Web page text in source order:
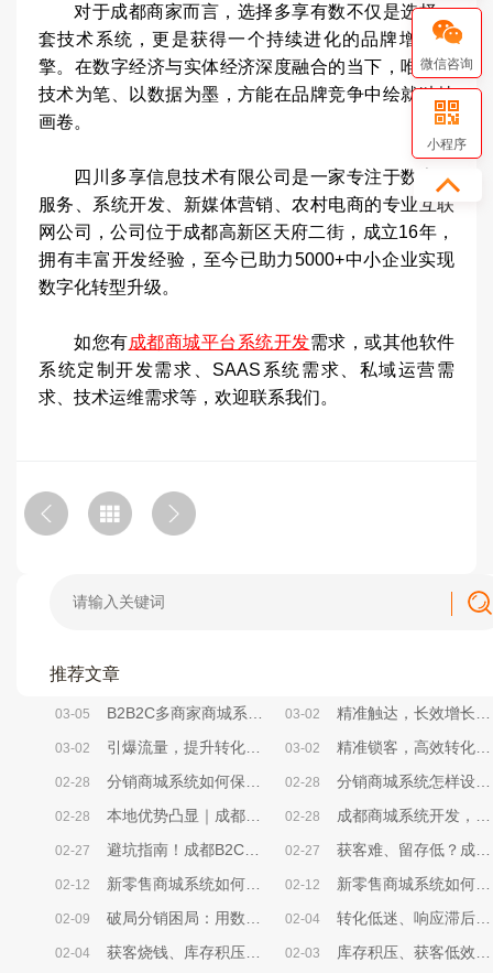
对于成都商家而言，选择多享有数不仅是选择一
套技术系统，更是获得一个持续进化的品牌增长引
擎。在数字经济与实体经济深度融合的当下，唯有以
技术为笔、以数据为墨，方能在品牌竞争中绘就独特
画卷。
四川多享信息技术有限公司是一家专注于数字化
服务、系统开发、新媒体营销、农村电商的专业互联
网公司，公司位于成都高新区天府二街，成立16年，
拥有丰富开发经验，至今已助力5000+中小企业实现
数字化转型升级。
如您有成都商城平台系统开发需求，或其他软件
系统定制开发需求、SAAS系统需求、私域运营需
求、技术运维需求等，欢迎联系我们。
推荐文章
03-05 B2B2C多商家商城系统，帮你砍掉80%无效运营成本 03-02 精准触达，长效增长——成都小程序商城系统精准营销方法解析
03-02 引爆流量，提升转化——成都小程序商城系统活动策划实战方案 03-02 精准锁客，高效转化——成都小程序商城系统社群搭建全攻略
02-28 分销商城系统如何保证用户获得良好使用体验？ 02-28 分销商城系统怎样设计用户引导与转化率提升策略？
02-28 本地优势凸显｜成都商城系统开发，选对本地服务商少走90%弯路 02-28 成都商城系统开发，中小企业别再为“无效开发”浪费成本
02-27 避坑指南！成都B2C商城系统选型，本地企业必看的核心要点 02-27 获客难、留存低？成都B2C商城系统帮本地企业破局电商困局
02-12 新零售商城系统如何开展限时秒杀营销活动？ 02-12 新零售商城系统如何开展优惠券营销活动？
02-09 破局分销困局：用数据分析解锁商城增长密码 02-04 转化低迷、响应滞后、决策盲目？B2C商城系统激活企业增效新动能
02-04 获客烧钱、库存积压、人力内耗？B2C商城系统破解企业降本三大困局 02-03 库存积压、获客低效？新零售商城系统打通企业降本增效任督二脉
微信咨询
小程序